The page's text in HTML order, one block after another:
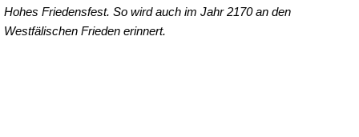
Hohes Friedensfest. So wird auch im Jahr 2170 an den
Westfälischen Frieden erinnert.